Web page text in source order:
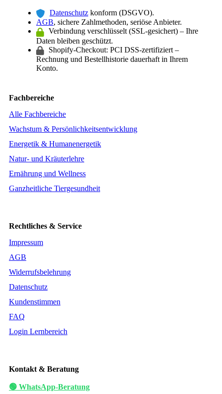
Datenschutz konform (DSGVO).
AGB, sichere Zahlmethoden, seriöse Anbieter.
Verbindung verschlüsselt (SSL-gesichert) – Ihre
Daten bleiben geschützt.
Shopify-Checkout: PCI DSS-zertifiziert –
Rechnung und Bestellhistorie dauerhaft in Ihrem
Konto.
Fachbereiche
Alle Fachbereiche
Wachstum & Persönlichkeitsentwicklung
Energetik & Humanenergetik
Natur- und Kräuterlehre
Ernährung und Wellness
Ganzheitliche Tiergesundheit
Rechtliches & Service
Impressum
AGB
Widerrufsbelehrung
Datenschutz
Kundenstimmen
FAQ
Login Lernbereich
Kontakt & Beratung
🟢 WhatsApp-Beratung